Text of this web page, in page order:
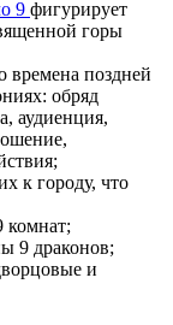
9 фигурирует
горы
времена поздней
обряд
аудиенция,
к городу, что
комнат;
9 драконов;
и